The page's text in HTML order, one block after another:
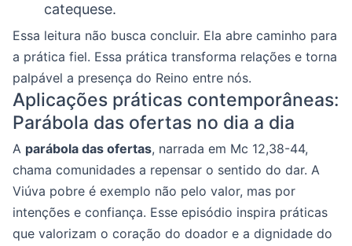
catequese.
Essa leitura não busca concluir. Ela abre caminho para
a prática fiel. Essa prática transforma relações e torna
palpável a presença do Reino entre nós.
Aplicações práticas contemporâneas:
Parábola das ofertas no dia a dia
A parábola das ofertas, narrada em Mc 12,38-44,
chama comunidades a repensar o sentido do dar. A
Viúva pobre é exemplo não pelo valor, mas por
intenções e confiança. Esse episódio inspira práticas
que valorizam o coração do doador e a dignidade do